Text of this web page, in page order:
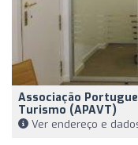
Associação
Turismo (APAVT)
Ver endereço e